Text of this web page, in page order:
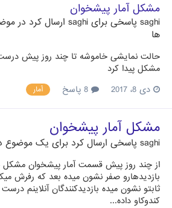
مشکل آمار پیشخوان
saghi پاسخی برای saghi ارسال کرد در
ها
حالت نمایشی خاموشه تا چند روز پیش
مشکل پیدا کرد
دی 8، 2017
آمار
مشکل آمار پیشخوان
saghi پاسخی ارسال کرد برای یک موضوع
از چند روز پیش قسمت آمار پیشخوان مشکل
بازدیدهارو صفر نشون میده بعد که رفرش
ثابتو نشون میده بازدیدکنندگان آنلاینم
کندوکاو داده...